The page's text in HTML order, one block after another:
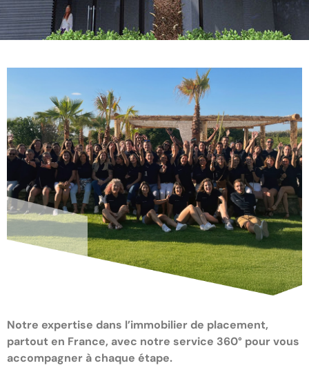
Notre expertise dans l’immobilier de placement,
partout en France, avec notre service 360° pour vous
accompagner à chaque étape.